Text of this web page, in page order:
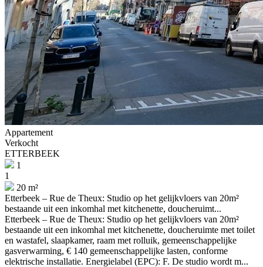
Appartement
Verkocht
ETTERBEEK
1
1
20 m²
Etterbeek – Rue de Theux: Studio op het gelijkvloers van 20m²
bestaande uit een inkomhal met kitchenette, doucheruimt...
Etterbeek – Rue de Theux: Studio op het gelijkvloers van 20m²
bestaande uit een inkomhal met kitchenette, doucheruimte met toilet
en wastafel, slaapkamer, raam met rolluik, gemeenschappelijke
gasverwarming, € 140 gemeenschappelijke lasten, conforme
elektrische installatie. Energielabel (EPC): F. De studio wordt m...